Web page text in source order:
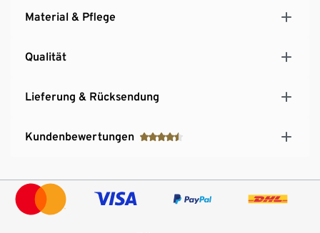
Material & Pflege
Qualität
Lieferung & Rücksendung
Kundenbewertungen